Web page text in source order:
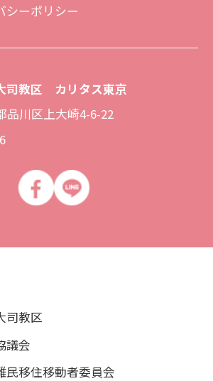
シーポリシー
司教区 カリタス東京
川区上大崎4-6-22
司教区
議会
民移住移動者委員会